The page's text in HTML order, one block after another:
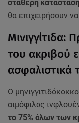
σταθερή
θα επιχειρήσουν
του ακριβού
ασφαλιστικά
O
αιμόφιλος
το 75% όλων των